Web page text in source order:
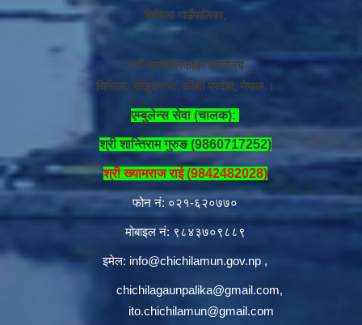
चिचिला गाउँपालिका,
गाउँ कार्यपालिकाको कार्यालय
चिचिला, संखुवासभा, कोशी प्रदेश, नेपाल ।
एम्बुलेन्स सेवा (चालक):
श्री शान्तिराम गुरुङ (9860717252)
श्री ख्यामराज राई (9842482028)
फोन नं: ०२१-६२०७७०
मोबाइल नं: ९८४३७०९८८९
इमेल: info@chichilamun.gov.np ,
chichilagaunpalika@gmail.com,
ito.chichilamun@gmail.com